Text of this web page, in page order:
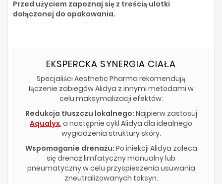
Przed użyciem zapoznaj się z treścią ulotki
dołączonej do opakowania.
EKSPERCKA SYNERGIA CIAŁA
Specjaliści Aesthetic Pharma rekomendują
łączenie zabiegów Alidya z innymi metodami w
celu maksymalizacji efektów:
Redukcja tłuszczu lokalnego: Najpierw zastosuj
Aqualyx, a następnie cykl Alidya dla idealnego
wygładzenia struktury skóry.
Wspomaganie drenażu: Po iniekcji Alidya zaleca
się drenaż limfatyczny manualny lub
pneumatyczny w celu przyspieszenia usuwania
zneutralizowanych toksyn.